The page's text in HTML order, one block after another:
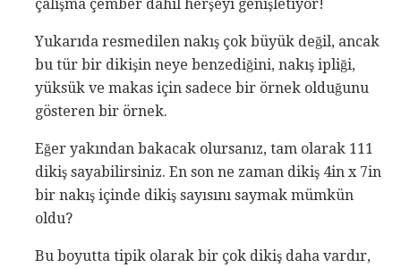
çalışma çember dahil herşeyi genişletiyor!
Yukarıda resmedilen nakış çok büyük değil, ancak
bu tür bir dikişin neye benzediğini, nakış ipliği,
yüksük ve makas için sadece bir örnek olduğunu
gösteren bir örnek.
Eğer yakından bakacak olursanız, tam olarak 111
dikiş sayabilirsiniz. En son ne zaman dikiş 4in x 7in
bir nakış içinde dikiş sayısını saymak mümkün
oldu?
Bu boyutta tipik olarak bir çok dikiş daha vardır,